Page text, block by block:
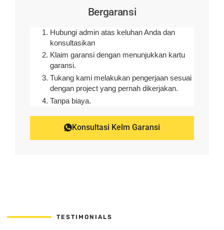
Bergaransi
Hubungi admin atas keluhan Anda dan
konsultasikan
Klaim garansi dengan menunjukkan kartu
garansi.
Tukang kami melakukan pengerjaan sesuai
dengan project yang pernah dikerjakan.
Tanpa biaya.
Konsultasi Kelm Garansi
TESTIMONIALS